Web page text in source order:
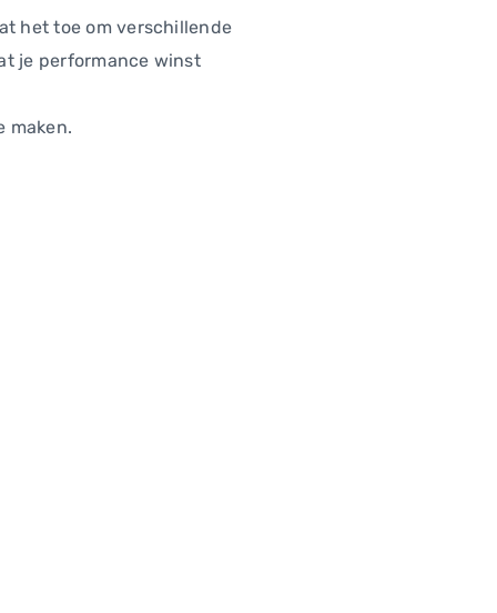
het toe om verschillende
je performance winst
maken.